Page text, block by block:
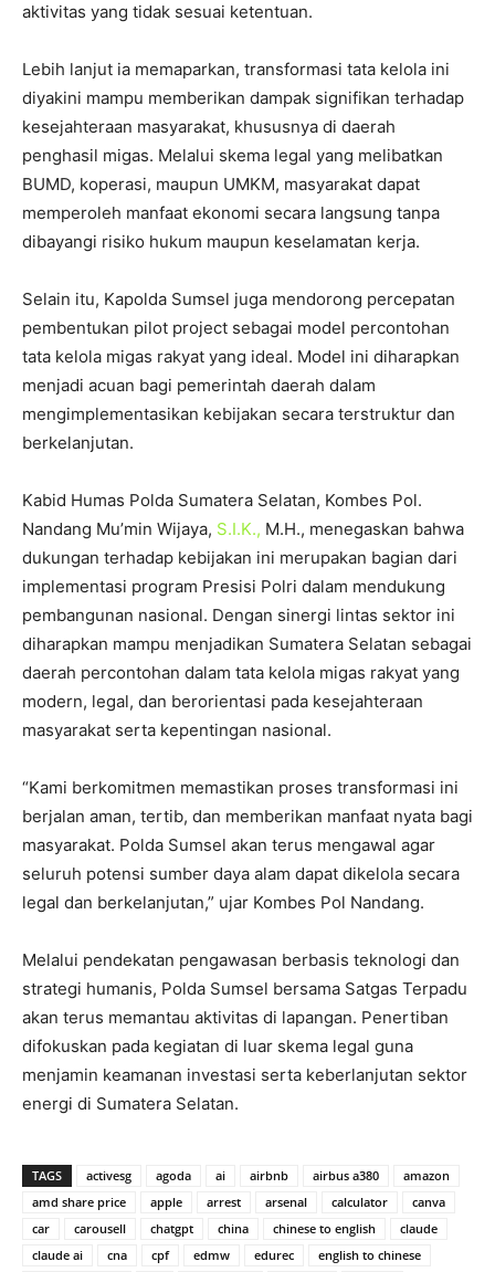
aktivitas yang tidak sesuai ketentuan.
Lebih lanjut ia memaparkan, transformasi tata kelola ini
diyakini mampu memberikan dampak signifikan terhadap
kesejahteraan masyarakat, khususnya di daerah
penghasil migas. Melalui skema legal yang melibatkan
BUMD, koperasi, maupun UMKM, masyarakat dapat
memperoleh manfaat ekonomi secara langsung tanpa
dibayangi risiko hukum maupun keselamatan kerja.
Selain itu, Kapolda Sumsel juga mendorong percepatan
pembentukan pilot project sebagai model percontohan
tata kelola migas rakyat yang ideal. Model ini diharapkan
menjadi acuan bagi pemerintah daerah dalam
mengimplementasikan kebijakan secara terstruktur dan
berkelanjutan.
Kabid Humas Polda Sumatera Selatan, Kombes Pol.
Nandang Mu’min Wijaya, S.I.K., M.H., menegaskan bahwa
dukungan terhadap kebijakan ini merupakan bagian dari
implementasi program Presisi Polri dalam mendukung
pembangunan nasional. Dengan sinergi lintas sektor ini
diharapkan mampu menjadikan Sumatera Selatan sebagai
daerah percontohan dalam tata kelola migas rakyat yang
modern, legal, dan berorientasi pada kesejahteraan
masyarakat serta kepentingan nasional.
“Kami berkomitmen memastikan proses transformasi ini
berjalan aman, tertib, dan memberikan manfaat nyata bagi
masyarakat. Polda Sumsel akan terus mengawal agar
seluruh potensi sumber daya alam dapat dikelola secara
legal dan berkelanjutan,” ujar Kombes Pol Nandang.
Melalui pendekatan pengawasan berbasis teknologi dan
strategi humanis, Polda Sumsel bersama Satgas Terpadu
akan terus memantau aktivitas di lapangan. Penertiban
difokuskan pada kegiatan di luar skema legal guna
menjamin keamanan investasi serta keberlanjutan sektor
energi di Sumatera Selatan.
TAGS activesg agoda ai airbnb airbus a380
amazon
amd share price
apple arrest arsenal calculator
canva
car
carousell chatgpt china chinese to english
claude
claude ai
cna cpf edmw edurec
english to chinese